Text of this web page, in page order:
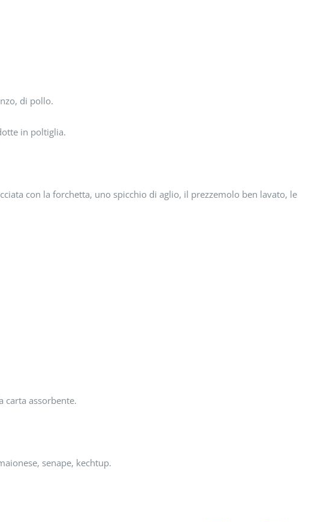
di pollo.
in poltiglia.
con la forchetta, uno spicchio di aglio, il prezzemolo ben lavato, le
carta assorbente.
senape, kechtup.